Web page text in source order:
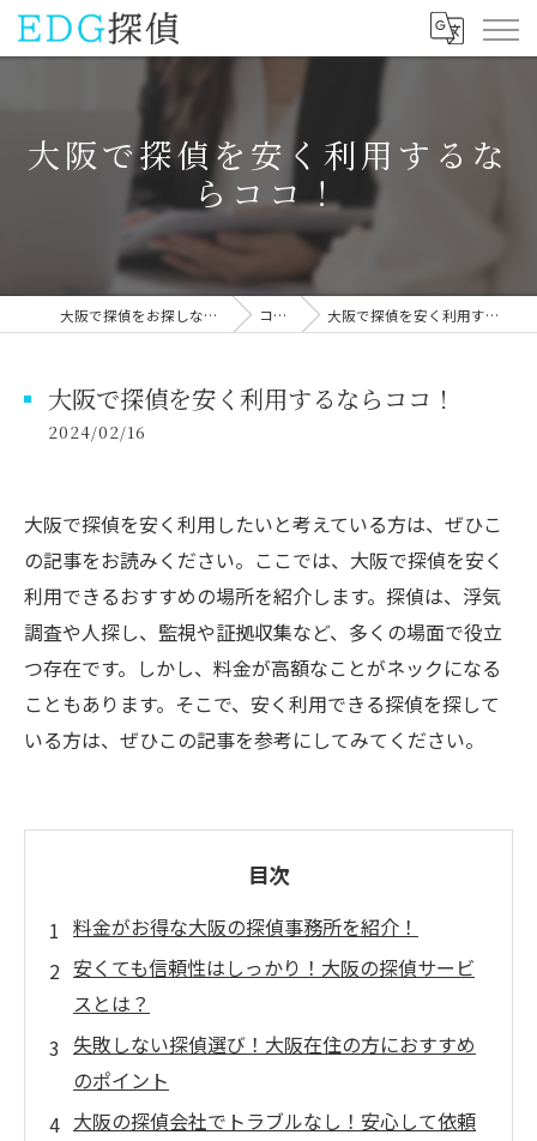
大阪で探偵を安く利用するな
らココ！
大阪で探偵をお探しならEDG探偵 コラム 大阪で探偵を安く利用するならココ！
大阪で探偵を安く利用するならココ！
2024/02/16
大阪で探偵を安く利用したいと考えている方は、ぜひこ
の記事をお読みください。ここでは、大阪で探偵を安く
利用できるおすすめの場所を紹介します。探偵は、浮気
調査や人探し、監視や証拠収集など、多くの場面で役立
つ存在です。しかし、料金が高額なことがネックになる
こともあります。そこで、安く利用できる探偵を探して
いる方は、ぜひこの記事を参考にしてみてください。
目次
料金がお得な大阪の探偵事務所を紹介！
安くても信頼性はしっかり！大阪の探偵サービ
スとは？
失敗しない探偵選び！大阪在住の方におすすめ
のポイント
大阪の探偵会社でトラブルなし！安心して依頼